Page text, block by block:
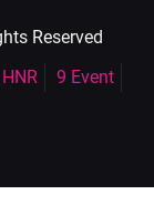
Reserved
9 Event